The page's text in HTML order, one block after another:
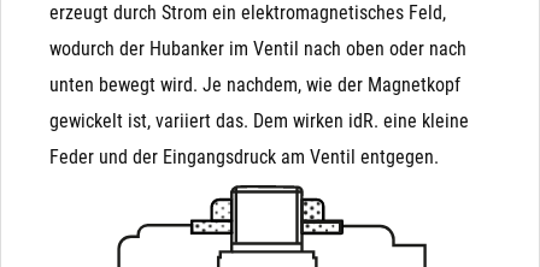
erzeugt durch Strom ein elektromagnetisches Feld,
wodurch der Hubanker im Ventil nach oben oder nach
unten bewegt wird. Je nachdem, wie der Magnetkopf
gewickelt ist, variiert das. Dem wirken idR. eine kleine
Feder und der Eingangsdruck am Ventil entgegen.